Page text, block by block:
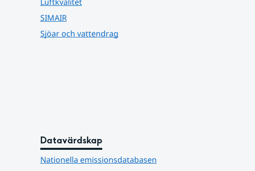
SIMAIR
Sjöar och vattendrag
Datavärdskap
Nationella emissionsdatabasen